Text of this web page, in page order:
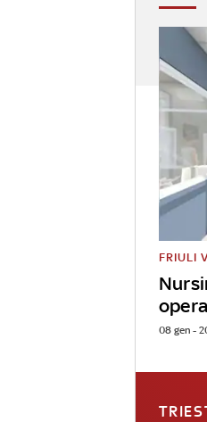
FRIULI
08 gen -